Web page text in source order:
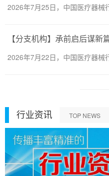
2026年7月25日，中国医疗器
2026年7月22日，中国医疗器
行业资讯 TOP NEWS